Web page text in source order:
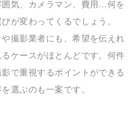
気、カメラマン、費用…何を
が変わってくるでしょう。
撮影業者にも、希望を伝えれ
ケースがほとんどです。何件
で重視するポイントができる
選ぶのも一案です。